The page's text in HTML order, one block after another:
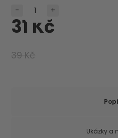
39 Kč
31 Kč
- +
Ukázky a